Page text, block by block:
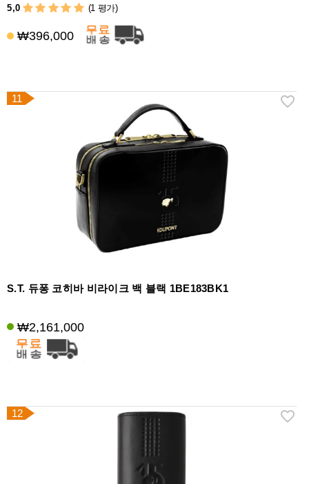
5,0 (1 평가)
₩396,000
11
S.T. 듀퐁 코히바 비라이크 백 블랙 1BE183BK1
₩2,161,000
12